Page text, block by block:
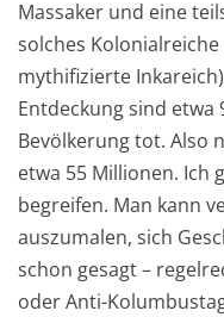
Massaker und eine
solches
mythifizierte
Entdeckung sind etwa
Bevölkerung tot. Also
etwa 55 Millionen. Ich
begreifen. Man kann
auszumalen, sich
schon gesagt –
oder Anti-